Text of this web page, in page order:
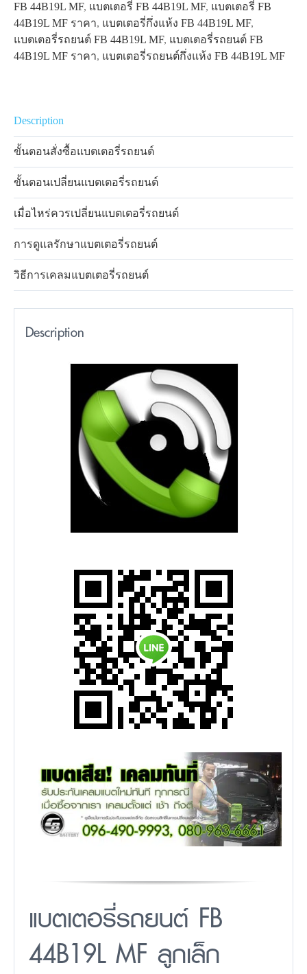
FB 44B19L MF, แบตเตอรี่ FB 44B19L MF, แบตเตอรี่ FB
44B19L MF ราคา, แบตเตอรี่กึ่งแห้ง FB 44B19L MF,
แบตเตอรี่รถยนต์ FB 44B19L MF, แบตเตอรี่รถยนต์ FB
44B19L MF ราคา, แบตเตอรี่รถยนต์กึ่งแห้ง FB 44B19L MF
Description
ขั้นตอนสั่งซื้อแบตเตอรี่รถยนต์
ขั้นตอนเปลี่ยนแบตเตอรี่รถยนต์
เมื่อไหร่ควรเปลี่ยนแบตเตอรี่รถยนต์
การดูแลรักษาแบตเตอรี่รถยนต์
วิธีการเคลมแบตเตอรี่รถยนต์
Description
แบตเตอรี่รถยนต์ FB
44B19L MF ลูกเล็ก